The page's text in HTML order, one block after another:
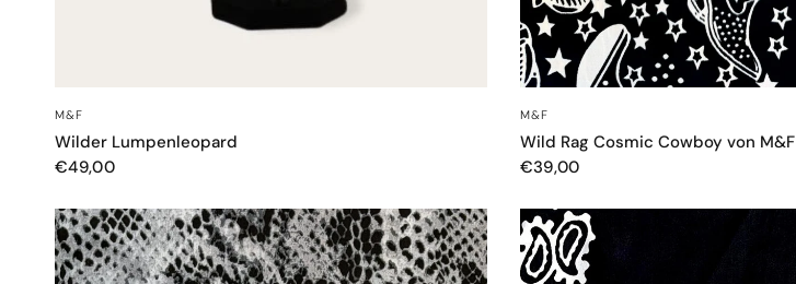
M&F
Wilder Lumpenleopard
€49,00
M&F
Wild Rag Cosmic Cowboy von M&F
€39,00